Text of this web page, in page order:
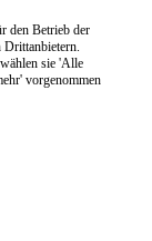
den Betrieb der
Drittanbietern.
sie 'Alle
vorgenommen